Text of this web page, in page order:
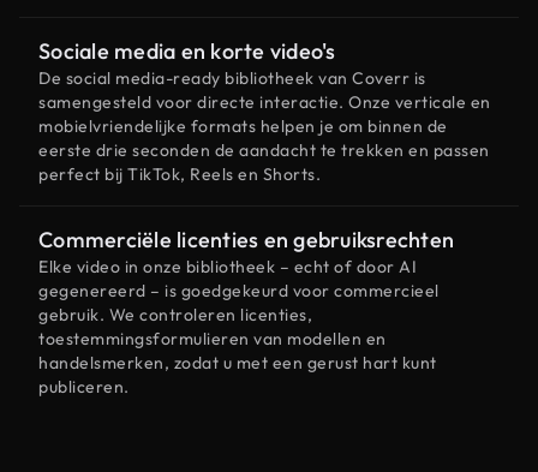
Sociale media en korte video's
De social media-ready bibliotheek van Coverr is
samengesteld voor directe interactie. Onze verticale en
mobielvriendelijke formats helpen je om binnen de
eerste drie seconden de aandacht te trekken en passen
perfect bij TikTok, Reels en Shorts.
Commerciële licenties en gebruiksrechten
Elke video in onze bibliotheek – echt of door AI
gegenereerd – is goedgekeurd voor commercieel
gebruik. We controleren licenties,
toestemmingsformulieren van modellen en
handelsmerken, zodat u met een gerust hart kunt
publiceren.